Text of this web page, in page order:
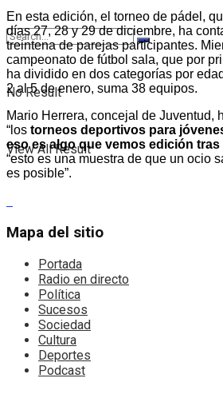
No Result
View All Result
En esta edición, el torneo de pádel,
días 27, 28 y 29 de diciembre, ha
treintena de parejas participantes.
campeonato de fútbol sala, que por
ha dividido en dos categorías por
2 al 5 de enero, suma 38 equipos.
Mario Herrera, concejal de Juventud,
“los torneos deportivos para
eso es algo que vemos edición tras
“esto es una muestra de que un ocio
es posible”.
Mapa del sitio
Portada
Radio en directo
Política
Sucesos
Sociedad
Cultura
Deportes
Podcast